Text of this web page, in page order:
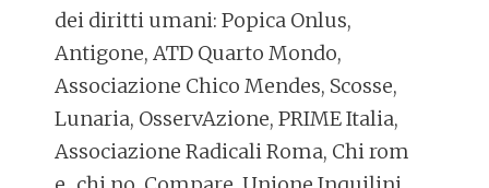
dei diritti umani: Popica Onlus,
Antigone, ATD Quarto Mondo,
Associazione Chico Mendes, Scosse,
Lunaria, OsservAzione, PRIME Italia,
Associazione Radicali Roma, Chi rom